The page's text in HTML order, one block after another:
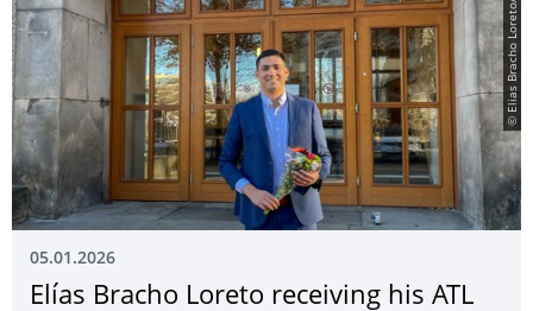
© Elias Bracho Loreto/Linkedin
05.01.2026
Elías Bracho Loreto receiving his ATL